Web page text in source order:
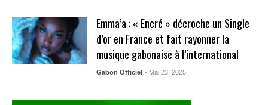
Emma’a : « Encré » décroche un Single
d’or en France et fait rayonner la
musique gabonaise à l’international
Gabon Officiel - Mai 23, 2025